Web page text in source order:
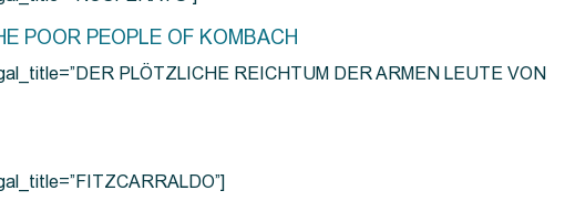
POOR PEOPLE OF KOMBACH
PLÖTZLICHE REICHTUM DER ARMEN LEUTE VON